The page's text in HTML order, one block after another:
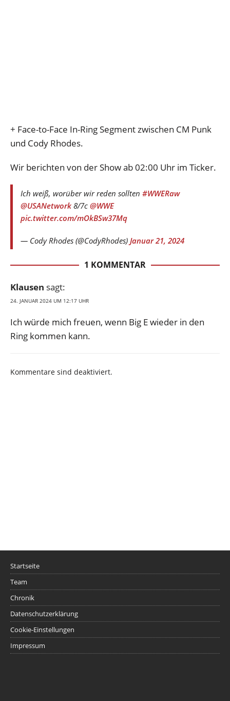
+ Face-to-Face In-Ring Segment zwischen CM Punk
und Cody Rhodes.
Wir berichten von der Show ab 02:00 Uhr im Ticker.
Ich weiß, worüber wir reden sollten #WWERaw
@USANetwork8/7c @WWE
pic.twitter.com/mOkBSw37Mq
— Cody Rhodes (@CodyRhodes) Januar 21, 2024
1 KOMMENTAR
Klausen sagt:
24. JANUAR 2024 UM 12:17 UHR
Ich würde mich freuen, wenn Big E wieder in den
Ring kommen kann.
Kommentare sind deaktiviert.
Startseite
Team
Chronik
Datenschutzerklärung
Cookie-Einstellungen
Impressum